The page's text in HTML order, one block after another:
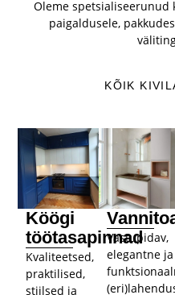
Oleme spetsialiseerunud
paigaldusele,
KÕIK
Köögi
töötasapinnad
Kvaliteetsed,
praktilised,
stiilsed ja
Vastupidav,
elegantne ja